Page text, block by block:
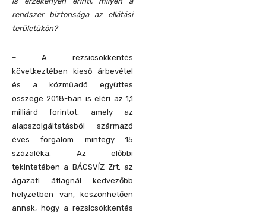
rendszer biztonsága az ellátási
területükön?
– A rezsicsökkentés
következtében kieső árbevétel
és a közműadó együttes
összege 2018-ban is eléri az 1,1
milliárd forintot, amely az
alapszolgáltatásból származó
éves forgalom mintegy 15
százaléka. Az előbbi
tekintetében a BÁCSVÍZ Zrt. az
ágazati átlagnál kedvezőbb
helyzetben van, köszönhetően
annak, hogy a rezsicsökkentés